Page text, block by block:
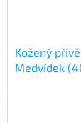
Kožený
Medvídek